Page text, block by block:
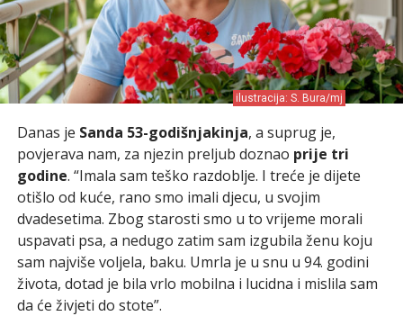
ilustracija: S. Bura/mj
Danas je Sanda 53-godišnjakinja, a suprug je,
povjerava nam, za njezin preljub doznao prije tri
godine. “Imala sam teško razdoblje. I treće je dijete
otišlo od kuće, rano smo imali djecu, u svojim
dvadesetima. Zbog starosti smo u to vrijeme morali
uspavati psa, a nedugo zatim sam izgubila ženu koju
sam najviše voljela, baku. Umrla je u snu u 94. godini
života, dotad je bila vrlo mobilna i lucidna i mislila sam
da će živjeti do stote”.